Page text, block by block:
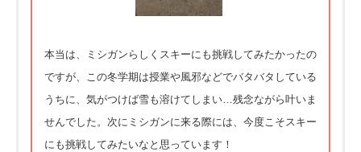
本当は、ミシガンらしくスキーにも挑戦してみたかったの
ですが、この冬学期は授業や風邪などでバタバタしている
うちに、気がつけば雪も溶けてしまい…残念ながら叶いま
せんでした。次にミシガンに来る際には、今度こそスキー
にも挑戦してみたいなと思っています！